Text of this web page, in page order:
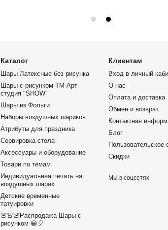
Каталог
Шары Латексные без рисунка
Шары с рисунком ТМ Арт-
студия "SHOW"
Шары из Фольги
Наборы воздушных шариков
Атрибуты для праздника
Сервировка стола
Аксессуары и оборудование
Товари по темам
Индивидуальная печать на
воздушных шарах
Детские временные
татуировки
🚨🚨🚨Распродажа Шары с
рисунком 😀🎈
Клиентам
Вход в личный
О нас
Оплата и доставка
Обмен и возврат
Контактная
Блог
Пользовательское
Скидки
Мы в соцсетях